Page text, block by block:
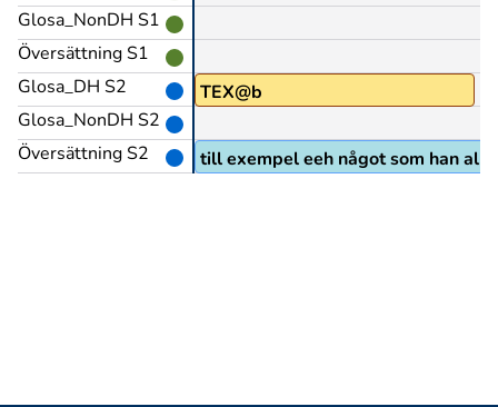
Glosa_NonDH S1
Översättning S1
Glosa_DH S2
Glosa_NonDH S2
Översättning S2
TEX@b
till exempel eeh något som han